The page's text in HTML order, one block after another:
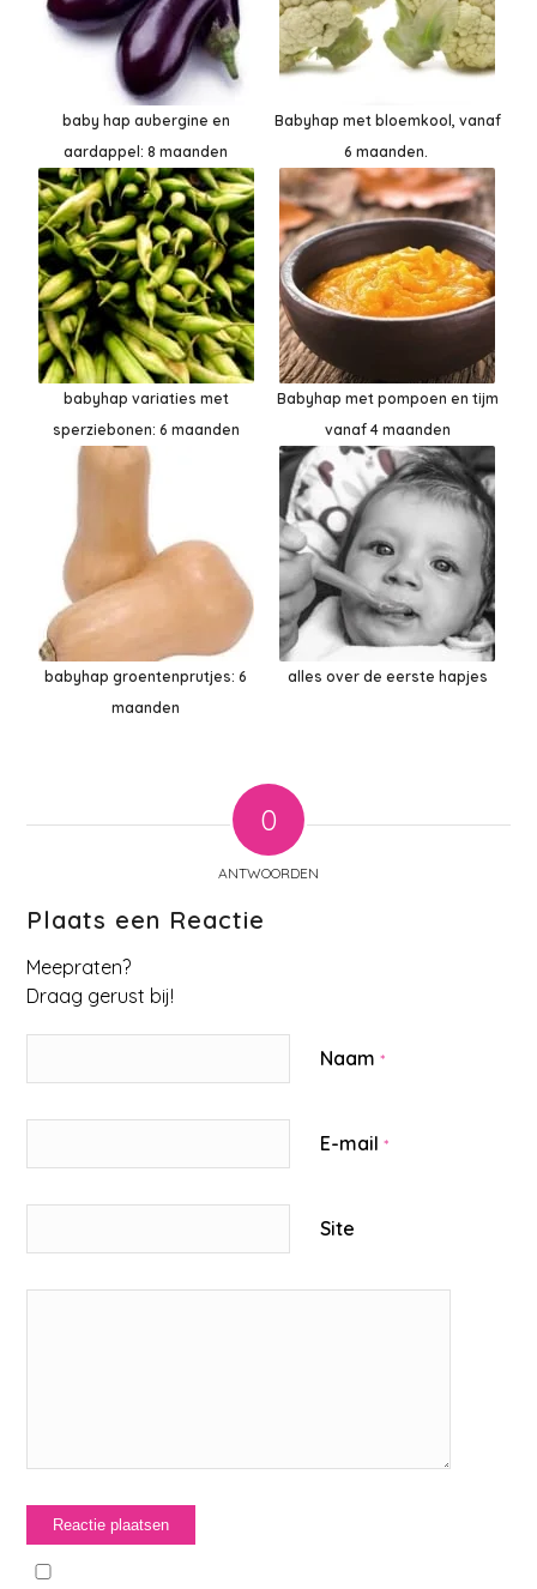
baby hap aubergine en
aardappel: 8 maanden
Babyhap met bloemkool, vanaf
6 maanden.
babyhap variaties met
sperziebonen: 6 maanden
Babyhap met pompoen en tijm
vanaf 4 maanden
babyhap groentenprutjes: 6
maanden
alles over de eerste hapjes
0
ANTWOORDEN
Plaats een Reactie
Meepraten?
Draag gerust bij!
Naam*
E-mail*
Site